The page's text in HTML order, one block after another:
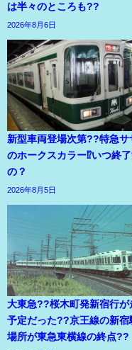
は半々のところも??
2026年8月6日
新型車両登場次第??特急サ
のホークスカラー⁉いつ終
の？
2026年8月5日
大東急??桜木町発新宿行が
予定だった??京王線の新宿
場所が東急東横線の終点??